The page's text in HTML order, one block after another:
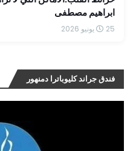
ابراهيم مصطفى
25 يونيو 2026
فندق جراند كليوباترا دمنهور